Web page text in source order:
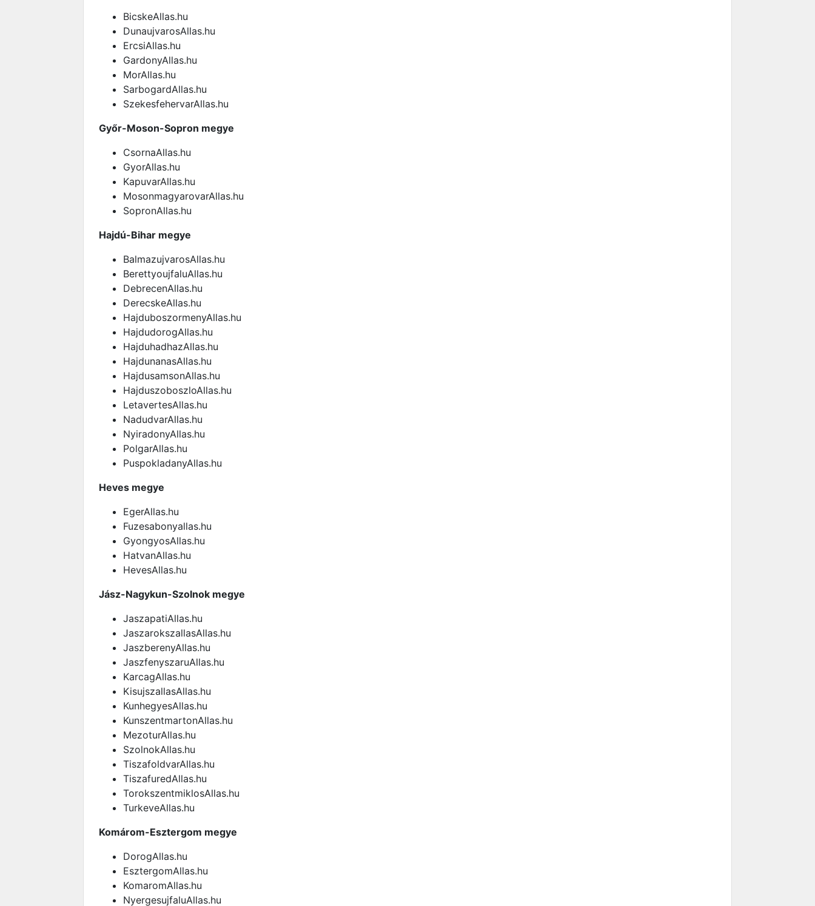
BicskeAllas.hu
DunaujvarosAllas.hu
ErcsiAllas.hu
GardonyAllas.hu
MorAllas.hu
SarbogardAllas.hu
SzekesfehervarAllas.hu
Győr-Moson-Sopron megye
CsornaAllas.hu
GyorAllas.hu
KapuvarAllas.hu
MosonmagyarovarAllas.hu
SopronAllas.hu
Hajdú-Bihar megye
BalmazujvarosAllas.hu
BerettyoujfaluAllas.hu
DebrecenAllas.hu
DerecskeAllas.hu
HajduboszormenyAllas.hu
HajdudorogAllas.hu
HajduhadhazAllas.hu
HajdunanasAllas.hu
HajdusamsonAllas.hu
HajduszoboszloAllas.hu
LetavertesAllas.hu
NadudvarAllas.hu
NyiradonyAllas.hu
PolgarAllas.hu
PuspokladanyAllas.hu
Heves megye
EgerAllas.hu
Fuzesabonyallas.hu
GyongyosAllas.hu
HatvanAllas.hu
HevesAllas.hu
Jász-Nagykun-Szolnok megye
JaszapatiAllas.hu
JaszarokszallasAllas.hu
JaszberenyAllas.hu
JaszfenyszaruAllas.hu
KarcagAllas.hu
KisujszallasAllas.hu
KunhegyesAllas.hu
KunszentmartonAllas.hu
MezoturAllas.hu
SzolnokAllas.hu
TiszafoldvarAllas.hu
TiszafuredAllas.hu
TorokszentmiklosAllas.hu
TurkeveAllas.hu
Komárom-Esztergom megye
DorogAllas.hu
EsztergomAllas.hu
KomaromAllas.hu
NyergesujfaluAllas.hu